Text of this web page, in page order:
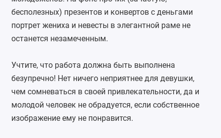
бесполезных) презентов и конвертов с деньгами
портрет жениха и невесты в элегантной раме не
останется незамеченным.
Учтите, что работа должна быть выполнена
безупречно! Нет ничего неприятнее для девушки,
чем сомневаться в своей привлекательности, да и
молодой человек не обрадуется, если собственное
изображение ему не понравится.